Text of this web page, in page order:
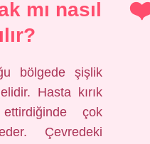
mı nasıl
bölgede şişlik
Hasta kırık
çok
Çevredeki